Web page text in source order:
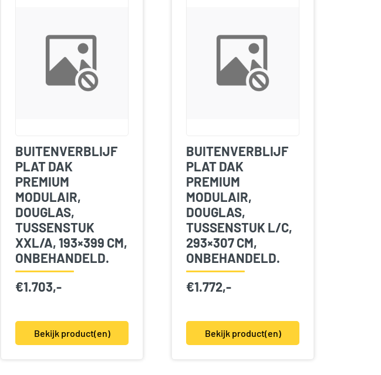
BUITENVERBLIJF
PLAT DAK
PREMIUM
MODULAIR,
DOUGLAS,
TUSSENSTUK
XXL/A, 193×399 CM,
ONBEHANDELD.
€1.703,-
Bekijk product(en)
BUITENVERBLIJF
PLAT DAK
PREMIUM
MODULAIR,
DOUGLAS,
TUSSENSTUK L/C,
293×307 CM,
ONBEHANDELD.
€1.772,-
Bekijk product(en)